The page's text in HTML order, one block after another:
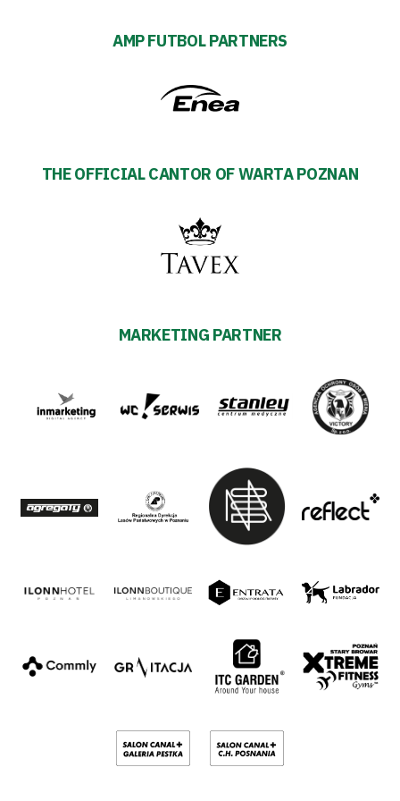
AMP FUTBOL PARTNERS
THE OFFICIAL CANTOR OF WARTA POZNAN
MARKETING PARTNER